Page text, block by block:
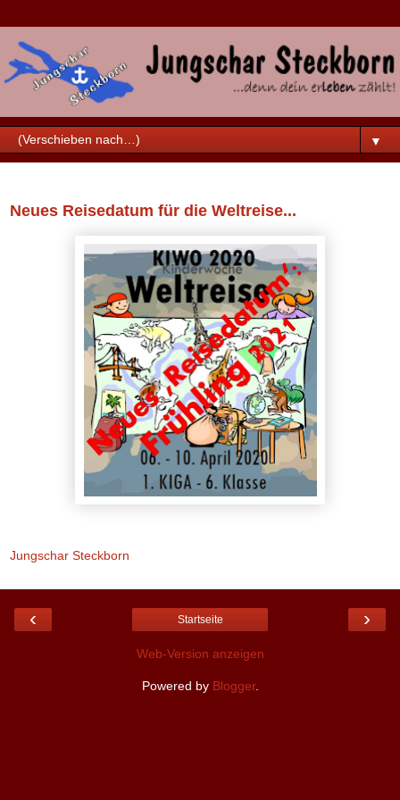
▼
Neues Reisedatum für die Weltreise...
Jungschar Steckborn
‹ ›
Startseite
Web-Version anzeigen
Powered by Blogger.